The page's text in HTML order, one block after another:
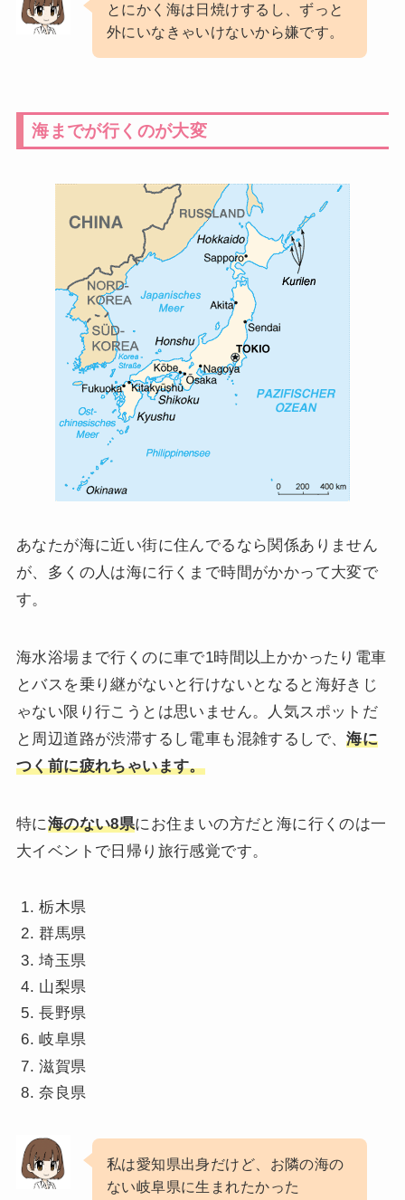
とにかく海は日焼けするし、ずっと
外にいなきゃいけないから嫌です。
海までが行くのが大変
あなたが海に近い街に住んでるなら関係ありません
が、多くの人は海に行くまで時間がかかって大変で
す。
海水浴場まで行くのに車で1時間以上かかったり電車
とバスを乗り継がないと行けないとなると海好きじ
ゃない限り行こうとは思いません。人気スポットだ
と周辺道路が渋滞するし電車も混雑するしで、海に
つく前に疲れちゃいます。
特に海のない8県にお住まいの方だと海に行くのは一
大イベントで日帰り旅行感覚です。
栃木県
群馬県
埼玉県
山梨県
長野県
岐阜県
滋賀県
奈良県
私は愛知県出身だけど、お隣の海の
ない岐阜県に生まれたかった